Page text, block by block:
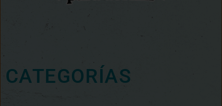
CATEGORÍAS